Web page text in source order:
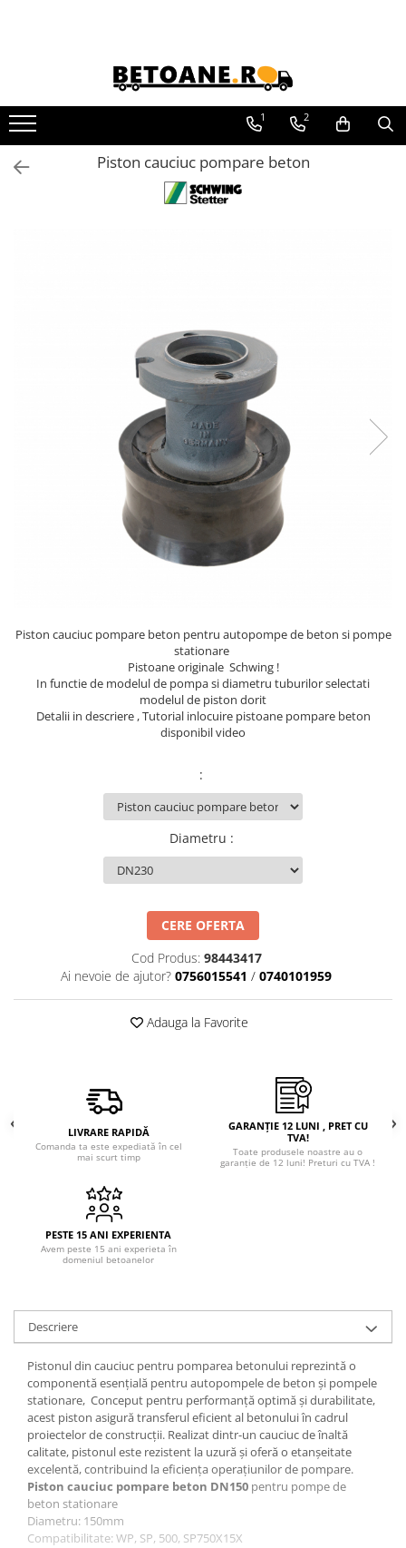
AUTOBETONIERE STETTER
AUTOBETONIERE LIEBHERR
AUTOBETONIERE CIFA
AUTOBETONIERE KARENA
AUTOBETONIERE INTERMIX
1 2
Piston cauciuc pompare beton
Piston cauciuc pompare beton pentru autopompe de beton si pompe
stationare
Pistoane originale Schwing !
In functie de modelul de pompa si diametru tuburilor selectati
modelul de piston dorit
Detalii in descriere , Tutorial inlocuire pistoane pompare beton
disponibil video
:
Diametru :
CERE OFERTA
Cod Produs: 98443417
Ai nevoie de ajutor? 0756015541 / 0740101959
Adauga la Favorite
LIVRARE RAPIDĂ
Comanda ta este expediată în cel
mai scurt timp
GARANȚIE 12 LUNI , PRET CU
TVA!
Toate produsele noastre au o
garanție de 12 luni! Preturi cu TVA !
PESTE 15 ANI EXPERIENTA
Avem peste 15 ani experieta în
domeniul betoanelor
Descriere
Pistonul din cauciuc pentru pomparea betonului reprezintă o
componentă esențială pentru autopompele de beton și pompele
stationare, Conceput pentru performanță optimă și durabilitate,
acest piston asigură transferul eficient al betonului în cadrul
proiectelor de construcții. Realizat dintr-un cauciuc de înaltă
calitate, pistonul este rezistent la uzură și oferă o etanșeitate
excelentă, contribuind la eficiența operațiunilor de pompare.
Piston cauciuc pompare beton DN150 pentru pompe de
beton stationare
Diametru: 150mm
Compatibilitate: WP, SP, 500, SP750X15X